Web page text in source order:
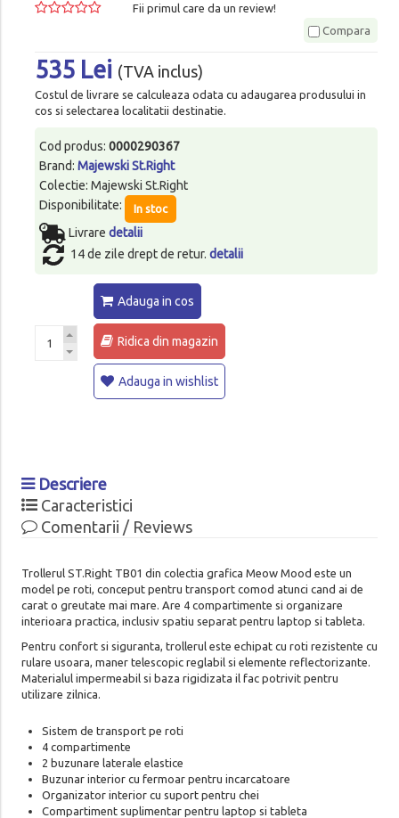
Fii primul care da un review!
Compara
535 Lei (TVA inclus)
Costul de livrare se calculeaza odata cu adaugarea produsului in
cos si selectarea localitatii destinatie.
Cod produs: 0000290367
Brand: Majewski St.Right
Colectie: Majewski St.Right
Disponibilitate:
In stoc
Livrare detalii
14 de zile drept de retur. detalii
Adauga in cos
Ridica din magazin
Adauga in wishlist
Descriere
Caracteristici
Comentarii / Reviews
Trollerul ST.Right TB01 din colectia grafica Meow Mood este un
model pe roti, conceput pentru transport comod atunci cand ai de
carat o greutate mai mare. Are 4 compartimente si organizare
interioara practica, inclusiv spatiu separat pentru laptop si tableta.
Pentru confort si siguranta, trollerul este echipat cu roti rezistente cu
rulare usoara, maner telescopic reglabil si elemente reflectorizante.
Materialul impermeabil si baza rigidizata il fac potrivit pentru
utilizare zilnica.
Sistem de transport pe roti
4 compartimente
2 buzunare laterale elastice
Buzunar interior cu fermoar pentru incarcatoare
Organizator interior cu suport pentru chei
Compartiment suplimentar pentru laptop si tableta